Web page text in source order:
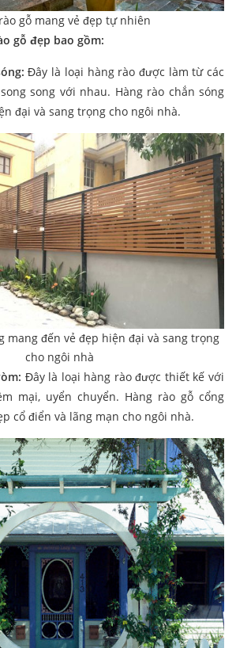
gỗ mang vẻ đẹp tự nhiên
gỗ đẹp bao gồm:
Đây là loại hàng rào được làm từ các
song với nhau. Hàng rào chắn sóng
đại và sang trọng cho ngôi nhà.
mang đến vẻ đẹp hiện đại và sang trọng
cho ngôi nhà
Đây là loại hàng rào được thiết kế với
mại, uyển chuyển. Hàng rào gỗ cổng
cổ điển và lãng mạn cho ngôi nhà.